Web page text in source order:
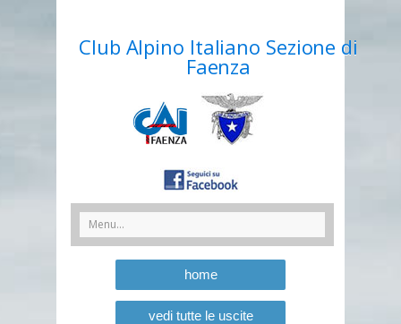
Club Alpino Italiano Sezione di
Faenza
home
vedi tutte le uscite